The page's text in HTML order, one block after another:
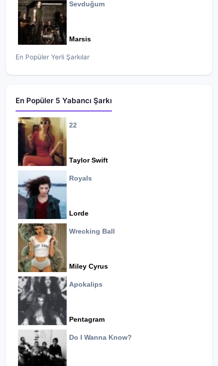
Sevduğum
Marsis
En Popüler Yerli Şarkılar
En Popüler 5 Yabancı Şarkı
22
Taylor Swift
Royals
Lorde
Wrecking Ball
Miley Cyrus
Apokalips
Pentagram
Do I Wanna Know?